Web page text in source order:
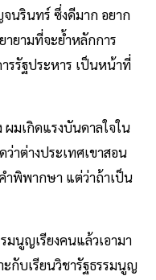
นรินทร์ ซึ่งดีมาก อยาก
ยามที่จะย้ำหลักการ
รรัฐประหาร เป็นหน้าที่
ผมเกิดแรงบันดาลใจใน
าต่างประเทศเขาสอน
ำพิพากษา แต่ว่าถ้าเป็น
มนูญเรียงคนแล้วเอามา
ะกับเรียนวิชารัฐธรรมนูญ